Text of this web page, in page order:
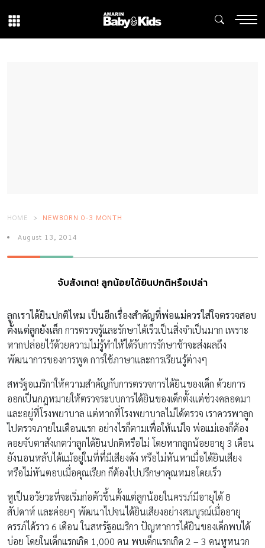
HOME NEWBORN 0-3 MONTH
August 13, 2014
จับสังเกต! ลูกน้อยได้ยินปกติหรือเปล่า
ลูกเราได้ยินปกติไหม เป็นอีกเรื่องสำคัญที่พ่อแม่ควรใส่ใจตรวจสอบ
ตั้งแต่ลูกยังเล็ก การตรวจรู้และรักษาได้เร็วเป็นสิ่งจำเป็นมาก เพราะ
หากปล่อยไว้ด้วยความไม่รู้ทำให้ได้รับการรักษาช้าจะส่งผลถึง
พัฒนาการของการพูด การใช้ภาษาและการเรียนรู้ต่างๆ
สหรัฐอเมริกาให้ความสำคัญกับการตรวจการได้ยินของเด็ก ด้วยการ
ออกเป็นกฎหมายให้ตรวจระบบการได้ยินของเด็กตั้งแต่ช่วงคลอดมา
และอยู่ที่โรงพยาบาล แต่หากที่โรงพยาบาลไม่ได้ตรวจ เราควรพาลูก
ไปตรวจภายในเดือนแรก อย่างไรก็ตามเพื่อให้แน่ใจ พ่อแม่เองก็ต้อง
คอยจับตาสังเกตว่าลูกได้ยินปกติหรือไม่ โดยหากลูกน้อยอายุ 3 เดือน
ยังนอนหลับได้แม้อยู่ในที่ที่มีเสียงดัง หรือไม่หันหาเมื่อได้ยินเสียง
หรือไม่หันตอบเมื่อคุณเรียก ก็ต้องไปปรึกษาคุณหมอโดยเร็ว
หูเป็นอวัยวะที่จะเริ่มก่อตัวขึ้นตั้งแต่ลูกน้อยในครรภ์มีอายุได้ 8
สัปดาห์ และค่อยๆ พัฒนาไปจนได้ยินเสียงอย่างสมบูรณ์เมื่ออายุ
ครรภ์ได้ราว 6 เดือน ในสหรัฐอเมริกา ปัญหาการได้ยินของเด็กพบได้
บ่อย โดยในเด็กแรกเกิด 1,000 คน พบเด็กแรกเกิด 2 – 3 คนหูหนวก